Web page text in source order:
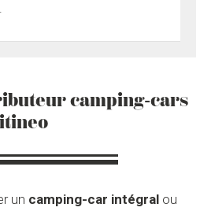
camping-cars
itineo
un camping-car intégralou